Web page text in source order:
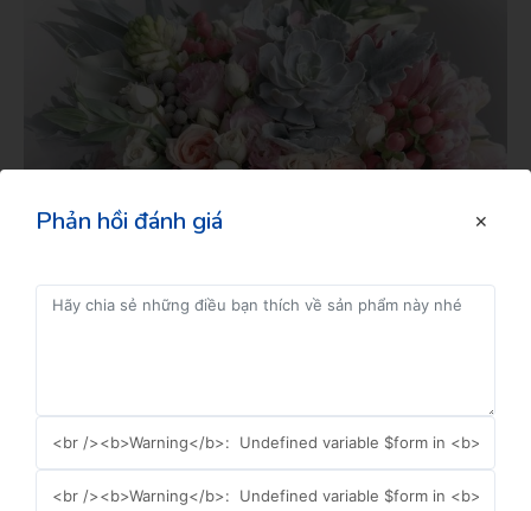
Cuối cùng, hãy xem xét ngân sách cho sự kiện công cộng. Hãy
đảm bảo bạn hiểu rõ các chi phí và chọn loại hoa phù hợp với
Phản hồi đánh giá
Đăng kí để nhận thông tin